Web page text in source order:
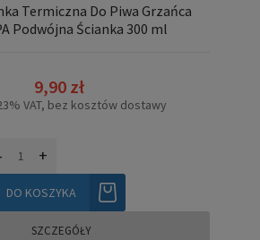
Termiczna Do Piwa Grzańca
Podwójna Ścianka 300 ml
9,90 zł
VAT, bez kosztów dostawy
+
DO KOSZYKA
SZCZEGÓŁY